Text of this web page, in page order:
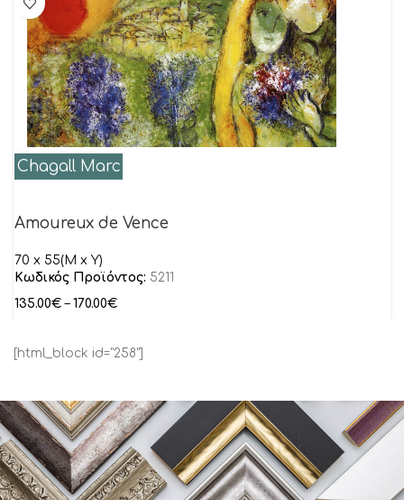
Chagall Marc
Amoureux de Vence
70 x 55(M x Y)
Κωδικός Προϊόντος: 5211
135.00€ – 170.00€
[html_block id="258"]